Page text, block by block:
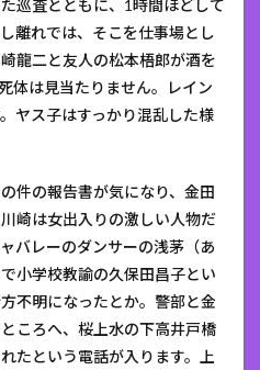
巡査とともに、1時間ほどして
離れでは、そこを仕事場とし
龍二と友人の松本梧郎が酒を
体は見当たりません。レイン
ヤス子はすっかり混乱した様
件の報告書が気になり、金田
崎は女出入りの激しい人物だ
バレーのダンサーの浅茅（あ
小学校教諭の久保田昌子とい
不明になったとか。警部と金
ころへ、桜上水の下高井戸橋
たという電話が入ります。上